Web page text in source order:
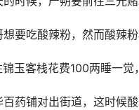
要吃酸辣粉，然而酸辣粉
玉客栈花费100两睡一觉
药铺对出街道，这时候